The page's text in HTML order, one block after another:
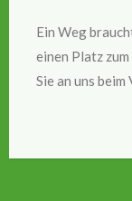
Ein Weg
einen Platz
Sie an uns